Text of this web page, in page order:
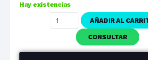
1 cuotas
3 cuotas $81.640,98
$40.820,49
Hay existencias
AÑADIR AL
CONSULTAR